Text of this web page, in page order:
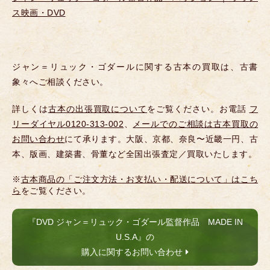
ス映画・DVD
ジャン＝リュック・ゴダールに関する古本の買取は、古書
象々へご相談ください。
詳しくは古本の出張買取についてをご覧ください。お電話 フ
リーダイヤル0120-313-002、
メールでのご相談は古本買取の
お問い合わせにて承ります。大阪、京都、奈良〜近畿一円、古
本、版画、建築書、骨董など全国出張査定／買取いたします。
※古本商品の「ご注文方法・お支払い・配送について」はこち
ら をご覧ください。
『DVD ジャン＝リュック・ゴダール監督作品 MADE IN
U.S.A』の
購入に関するお問い合わせ